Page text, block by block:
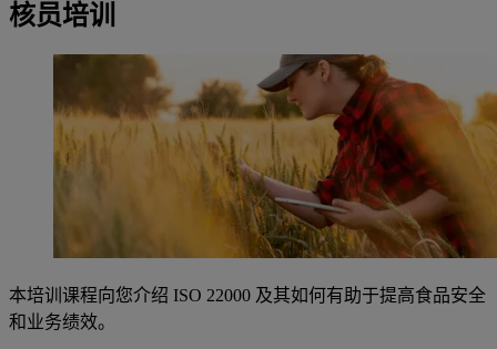
核员培训
本培训课程向您介绍 ISO 22000 及其如何有助于提高食品安全
和业务绩效。